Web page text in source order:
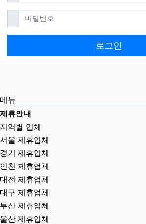
비밀번호필수
로그인
메뉴
제휴안내
지역별 업체
서울 제휴업체
경기 제휴업체
인천 제휴업체
대전 제휴업체
대구 제휴업체
부산 제휴업체
울산 제휴업체